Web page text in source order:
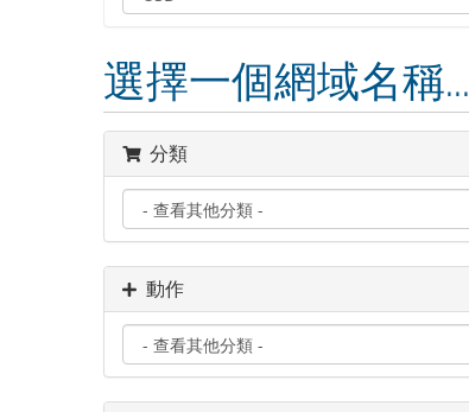
選擇一個網域名稱...
分類
動作